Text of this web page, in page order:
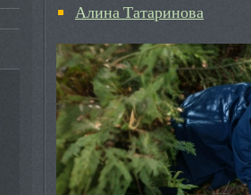
Алина Татаринова